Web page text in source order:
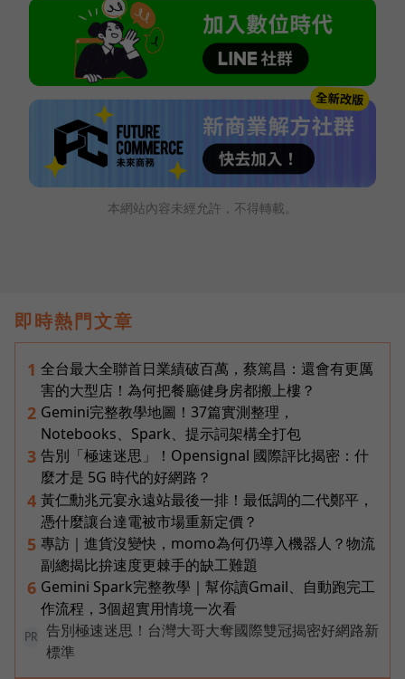
本網站內容未經允許，不得轉載。
即時熱門文章
1 全台最大全聯首日業績破百萬，蔡篤昌：還會有更厲
害的大型店！為何把餐廳健身房都搬上樓？
2 Gemini完整教學地圖！37篇實測整理，
Notebooks、Spark、提示詞架構全打包
3 告別「極速迷思」！Opensignal 國際評比揭密：什
麼才是 5G 時代的好網路？
4 黃仁勳兆元宴永遠站最後一排！最低調的二代鄭平，
憑什麼讓台達電被市場重新定價？
5 專訪｜進貨沒變快，momo為何仍導入機器人？物流
副總揭比拚速度更棘手的缺工難題
6 Gemini Spark完整教學｜幫你讀Gmail、自動跑完工
作流程，3個超實用情境一次看
PR
告別極速迷思！台灣大哥大奪國際雙冠揭密好網路新
標準